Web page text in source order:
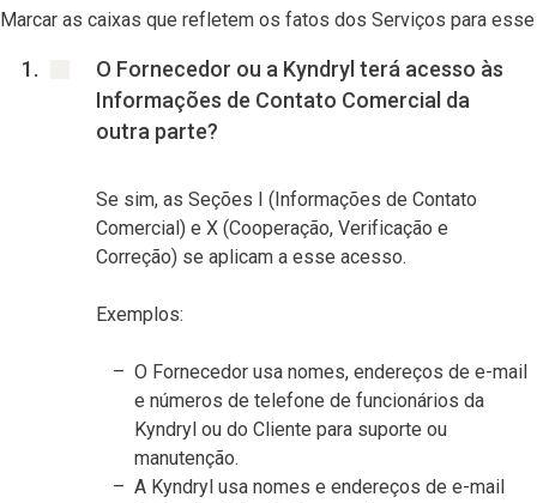
Marcar as caixas que refletem os fatos dos Serviços para
O Fornecedor ou a Kyndryl terá acesso às
Informações de Contato Comercial da
outra parte?
Se sim, as Seções I (Informações de Contato
Comercial) e X (Cooperação, Verificação e
Correção) se aplicam a esse acesso.
Exemplos:
O Fornecedor usa nomes, endereços de e-mail
e números de telefone de funcionários da
Kyndryl ou do Cliente para suporte ou
manutenção.
A Kyndryl usa nomes e endereços de e-mail